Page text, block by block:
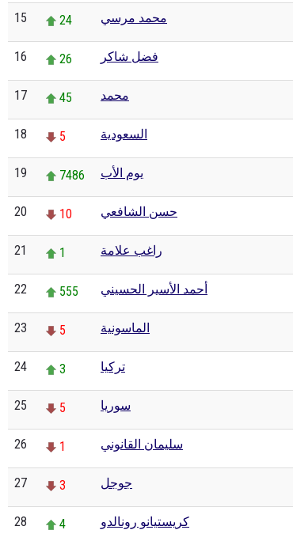
15 24 محمد مرسي
16 26 فضل شاكر
17 45 محمد
18 5 السعودية
19 7486 يوم الأب
20 10 حسن الشافعي
21 1 راغب علامة
22 555 أحمد الأسير الحسيني
23 5 الماسونية
24 3 تركيا
25 5 سوريا
26 1 سليمان القانوني
27 3 جوجل
28 4 كريستيانو رونالدو